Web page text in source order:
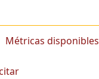
Métricas disponibles